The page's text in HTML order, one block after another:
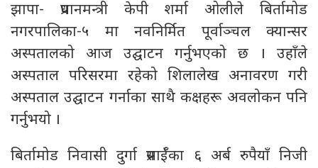
झापा- प्रधानमन्त्री केपी शर्मा ओलीले बिर्तामोड
नगरपालिका-५ मा नवनिर्मित पूर्वाञ्चल क्यान्सर
अस्पतालको आज उद्घाटन गर्नुभएको छ । उहाँले
अस्पताल परिसरमा रहेको शिलालेख अनावरण गरी
अस्पताल उद्घाटन गर्नाका साथै कक्षहरू अवलोकन पनि
गर्नुभयो ।
बिर्तामोड निवासी दुर्गा प्रसाईँका ६ अर्ब रुपैयाँ निजी